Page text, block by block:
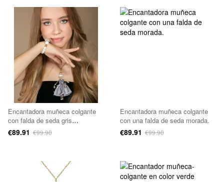
Encantadora muñeca colgante
con falda de seda gris
iridiscente.
€89.91 €99.90
Encantadora muñeca colgante
con una falda de seda morada.
€89.91 €99.90